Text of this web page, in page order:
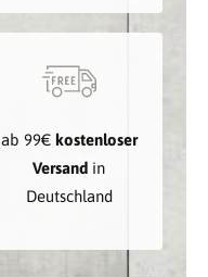
ab 99€ kostenloser
Versand in
Deutschland